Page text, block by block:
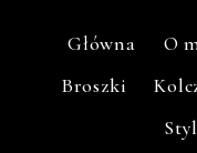
Główna O
Broszki